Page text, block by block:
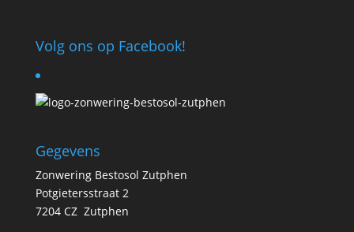
Volg ons op Facebook!
Gegevens
Zonwering Bestosol Zutphen
Potgietersstraat 2
7204 CZ Zutphen